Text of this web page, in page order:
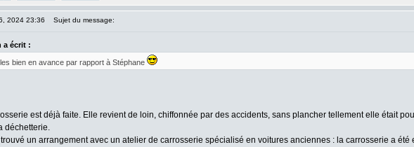
2024 23:36 Sujet du message:
a écrit :
bien en avance par rapport à Stéphane
est déjà faite. Elle revient de loin, chiffonnée par des accidents, sans plancher tellement elle était
déchetterie.
un arrangement avec un atelier de carrosserie spécialisé en voitures anciennes : la carrosserie a